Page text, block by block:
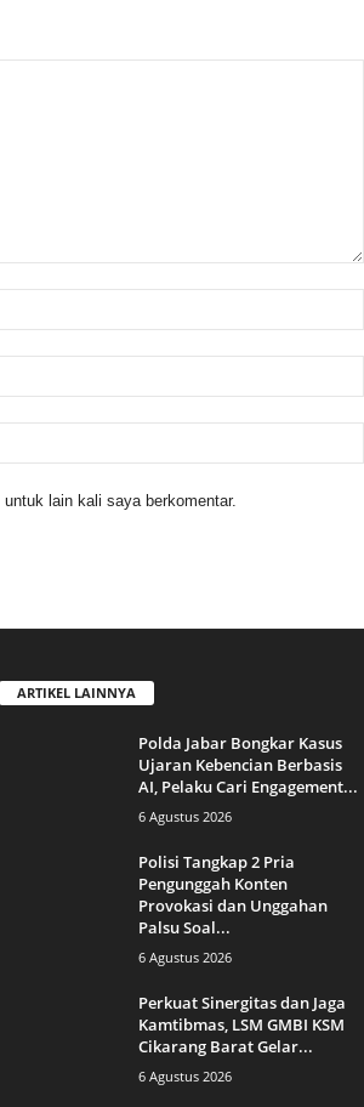
lain kali saya berkomentar.
ARTIKEL LAINNYA
Polda Jabar Bongkar Kasus
Ujaran Kebencian Berbasis
AI, Pelaku Cari Engagement...
6 Agustus 2026
Polisi Tangkap 2 Pria
Pengunggah Konten
Provokasi dan Unggahan
Palsu Soal...
6 Agustus 2026
Perkuat Sinergitas dan Jaga
Kamtibmas, LSM GMBI KSM
Cikarang Barat Gelar...
6 Agustus 2026